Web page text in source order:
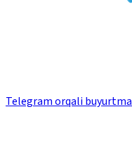
Telegram orqali buyurtma